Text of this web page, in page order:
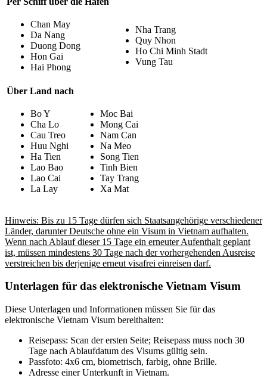
Chan May
Da Nang
Duong Dong
Hon Gai
Hai Phong
Nha Trang
Quy Nhon
Ho Chi Minh Stadt
Vung Tau
Über Land nach
Bo Y
Cha Lo
Cau Treo
Huu Nghi
Ha Tien
Lao Bao
Lao Cai
La Lay
Moc Bai
Mong Cai
Nam Can
Na Meo
Song Tien
Tinh Bien
Tay Trang
Xa Mat
Hinweis: Bis zu 15 Tage dürfen sich Staatsangehörige verschiedener
Länder, darunter Deutsche ohne ein Visum in Vietnam aufhalten.
Wenn nach Ablauf dieser 15 Tage ein erneuter Aufenthalt geplant
ist, müssen mindestens 30 Tage nach der vorhergehenden Ausreise
verstreichen bis derjenige erneut visafrei einreisen darf.
Unterlagen für das elektronische Vietnam Visum
Diese Unterlagen und Informationen müssen Sie für das
elektronische Vietnam Visum bereithalten:
Reisepass: Scan der ersten Seite; Reisepass muss noch 30
Tage nach Ablaufdatum des Visums gültig sein.
Passfoto: 4x6 cm, biometrisch, farbig, ohne Brille.
Adresse einer Unterkunft in Vietnam.